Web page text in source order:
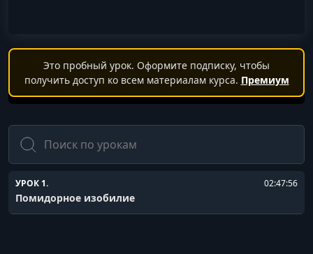
Это пробный урок. Оформите подписку, чтобы
получить доступ ко всем материалам курса. Премиум
Поиск
УРОК 1. 02:47:56
Помидорное изобилие